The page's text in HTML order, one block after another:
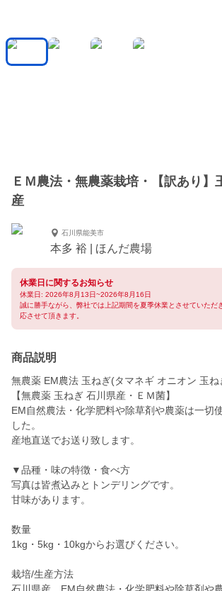
ＥＭ農法・無農薬栽培・【訳あり】
産
石川県能美市
本多 裕 | ほんだ農場
休業日に関するお知らせ
休業日: 2026年8月13日~2026年8月16日
誠に勝手ながら、弊社では上記期間を夏季休業とさせていただ
応させて頂きます。
商品説明
無農薬 EM農法 玉ねぎ(タマネギ オニオン 玉ね
【無農薬 玉ねぎ 石川県産・ＥＭ菌】
EM自然農法・化学肥料や除草剤や農薬は一切
した。
産地直送でお送り致します。
▼品種・味の特徴・食べ方
写真は皆煮込みとトンデリングです。
甘味があります。
数量
1kg・5kg・10kgからお選びください。
栽培/生産方法